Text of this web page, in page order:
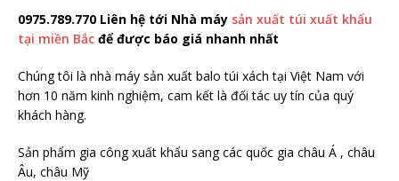
0975.789.770 Liên hệ tới Nhà máy sản xuất túi xuất khẩu
tại miền Bắc để được báo giá nhanh nhất
Chúng tôi là nhà máy sản xuất balo túi xách tại Việt Nam với
hơn 10 năm kinh nghiệm, cam kết là đối tác uy tín của quý
khách hàng.
Sản phẩm gia công xuất khẩu sang các quốc gia châu Á , châu
Âu, châu Mỹ